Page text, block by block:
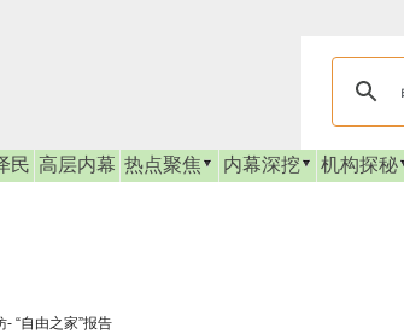
民 高层内幕 热点聚焦 内幕深挖 机构探秘
“自由之家”报告